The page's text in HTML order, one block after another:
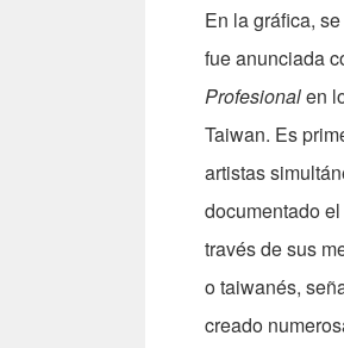
En la gráfica,
fue anunciada
Profesionalen
Taiwan. Es
artistas
documentado
través de sus
o taiwanés,
creado